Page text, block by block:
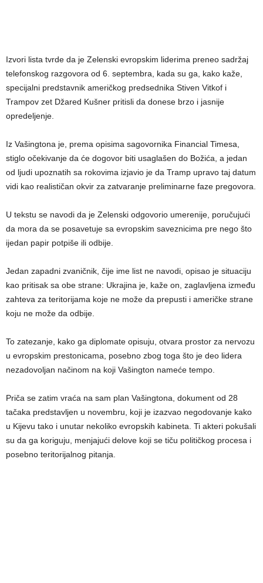
Izvori lista tvrde da je Zelenski evropskim liderima preneo sadržaj
telefonskog razgovora od 6. septembra, kada su ga, kako kaže,
specijalni predstavnik američkog predsednika Stiven Vitkof i
Trampov zet Džared Kušner pritisli da donese brzo i jasnije
opredeljenje.
Iz Vašingtona je, prema opisima sagovornika Financial Timesa,
stiglo očekivanje da će dogovor biti usaglašen do Božića, a jedan
od ljudi upoznatih sa rokovima izjavio je da Tramp upravo taj datum
vidi kao realističan okvir za zatvaranje preliminarne faze pregovora.
U tekstu se navodi da je Zelenski odgovorio umerenije, poručujući
da mora da se posavetuje sa evropskim saveznicima pre nego što
ijedan papir potpiše ili odbije.
Jedan zapadni zvaničnik, čije ime list ne navodi, opisao je situaciju
kao pritisak sa obe strane: Ukrajina je, kaže on, zaglavljena između
zahteva za teritorijama koje ne može da prepusti i američke strane
koju ne može da odbije.
To zatezanje, kako ga diplomate opisuju, otvara prostor za nervozu
u evropskim prestonicama, posebno zbog toga što je deo lidera
nezadovoljan načinom na koji Vašington nameće tempo.
Priča se zatim vraća na sam plan Vašingtona, dokument od 28
tačaka predstavljen u novembru, koji je izazvao negodovanje kako
u Kijevu tako i unutar nekoliko evropskih kabineta. Ti akteri pokušali
su da ga koriguju, menjajući delove koji se tiču političkog procesa i
posebno teritorijalnog pitanja.